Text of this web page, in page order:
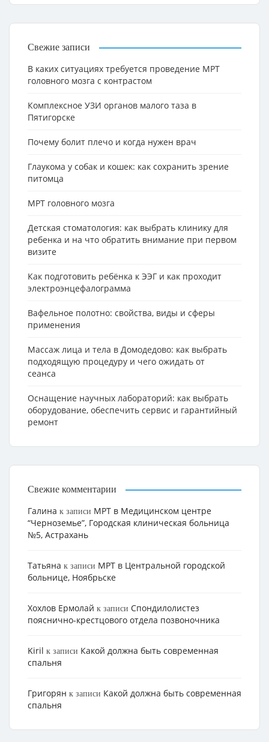
Свежие записи
В каких ситуациях требуется проведение МРТ
головного мозга с контрастом
Комплексное УЗИ органов малого таза в
Пятигорске
Почему болит плечо и когда нужен врач
Глаукома у собак и кошек: как сохранить зрение
питомца
МРТ головного мозга
Детская стоматология: как выбрать клинику для
ребенка и на что обратить внимание при первом
визите
Как подготовить ребёнка к ЭЭГ и как проходит
электроэнцефалограмма
Вафельное полотно: свойства, виды и сферы
применения
Массаж лица и тела в Домодедово: как выбрать
подходящую процедуру и чего ожидать от
сеанса
Оснащение научных лабораторий: как выбрать
оборудование, обеспечить сервис и гарантийный
ремонт
Свежие комментарии
Галина к записи МРТ в Медицинском центре
“Черноземье”, Городская клиническая больница
№5, Астрахань
Татьяна к записи МРТ в Центральной городской
больнице, Ноябрьске
Хохлов Ермолай к записи Cпондилолистез
пояснично-крестцового отдела позвоночника
Kiril к записи Какой должна быть современная
спальня
Григорян к записи Какой должна быть современная
спальня